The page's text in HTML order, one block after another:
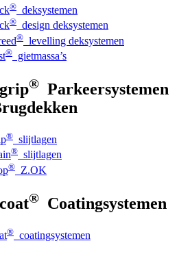
® deksystemen
® design deksystemen
® levelling deksystemen
® gietmassa’s
® Parkeersystemen
® slijtlagen
® slijtlagen
® Z.OK
® Coatingsystemen
® coatingsystemen